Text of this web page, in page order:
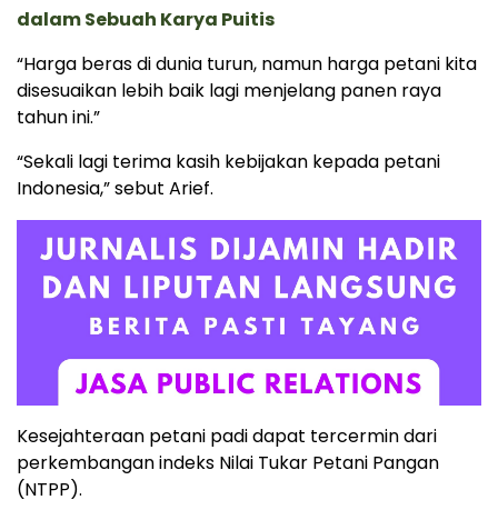
dalam Sebuah Karya Puitis
“Harga beras di dunia turun, namun harga petani kita
disesuaikan lebih baik lagi menjelang panen raya
tahun ini.”
“Sekali lagi terima kasih kebijakan kepada petani
Indonesia,” sebut Arief.
Kesejahteraan petani padi dapat tercermin dari
perkembangan indeks Nilai Tukar Petani Pangan
(NTPP).